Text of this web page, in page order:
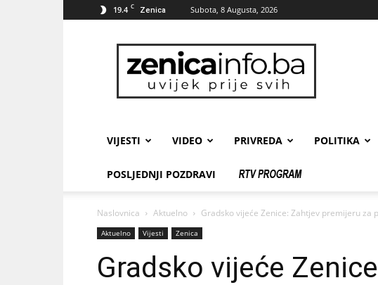
19.4 C Zenica Subota, 8 Augusta, 2026
zenicainfo.ba
VIJESTI VIDEO PRIVREDA POLITIKA
POSLJEDNJI POZDRAVI
Naslovnica Aktuelno Gradsko vijeće Zenice: Zahtjev premijeru za
Aktuelno Vijesti Zenica
Gradsko vijeće